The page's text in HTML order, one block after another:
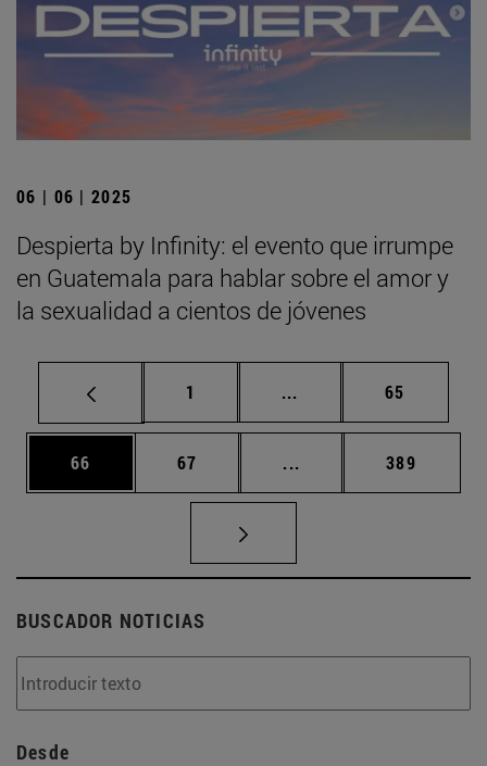
06 | 06 | 2025
Despierta by Infinity: el evento que irrumpe
en Guatemala para hablar sobre el amor y
la sexualidad a cientos de jóvenes
Página
1 ... Páginas intermedias
Página
65
Página
66 Página
67 ... Páginas intermedias
Página
389
BUSCADOR NOTICIAS
Desde